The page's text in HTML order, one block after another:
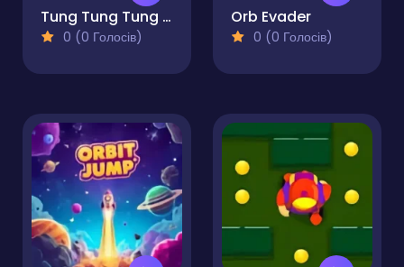
Tung Tung Tung Sahur REPO Racing
0 (0 Голосів)
Orb Evader
0 (0 Голосів)